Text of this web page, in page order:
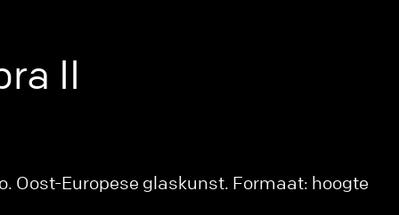
II
Oost-Europese glaskunst. Formaat: hoogte